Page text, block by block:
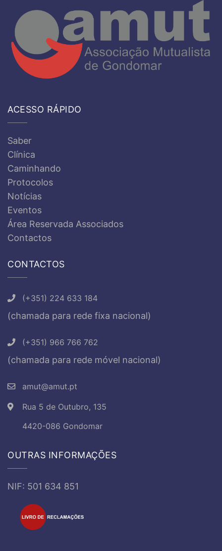
ACESSO RÁPIDO
Saber
Clínica
Caminhando
Protocolos
Notícias
Eventos
Área Reservada Associados
Contactos
CONTACTOS
(+351) 224 633 184
(chamada para rede fixa nacional)
(+351) 966 766 762
(chamada para rede móvel nacional)
amut@amut.pt
Rua 5 de Outubro, 135
4420-086 Gondomar
OUTRAS INFORMAÇÕES
NIF: 501 634 851